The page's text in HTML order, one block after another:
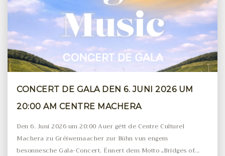
CONCERT DE GALA DEN 6. JUNI 2026 UM
20:00 AM CENTRE MACHERA
Den 6. Juni 2026 um 20:00 Auer gëtt de Centre Culturel
Machera zu Gréiwemaacher zur Bühn vun engem
besonnesche Gala-Concert. Ënnert dem Motto „Bridges of...